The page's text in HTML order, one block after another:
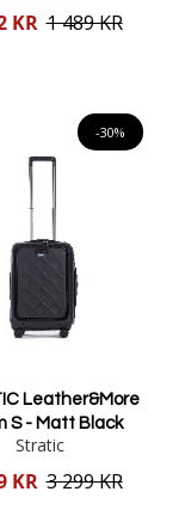
KR 1 489 KR
-30%
Leather&More
S - Matt Black
Stratic
KR 3 299 KR